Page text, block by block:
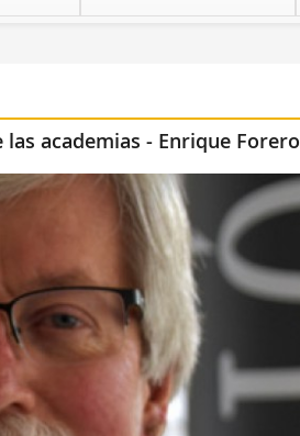
academias - Enrique Forero